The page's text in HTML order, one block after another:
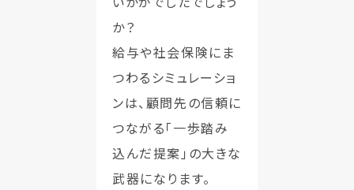
か？
給与や社会保険にま
つわるシミュレーショ
ンは、顧問先の信頼に
つながる「一歩踏み
込んだ提案」の大きな
武器になります。